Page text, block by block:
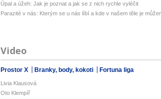
Úpal a úžeh: Jak je poznat a jak se z nich rychle vyléčit
Parazité v nás: Kterým se u nás líbí a kde v našem těle je
Video
Prostor X Branky, body, kokoti Fortuna liga
Livia Klausová
Oto Klempíř